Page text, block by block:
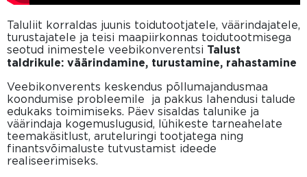
Taluliit korraldas juunis toidutootjatele, väärindajatele,
turustajatele ja teisi maapiirkonnas toidutootmisega
seotud inimestele veebikonverentsi Talust
taldrikule: väärindamine, turustamine, rahastamine
Veebikonverents keskendus põllumajandusmaa
koondumise probleemile ja pakkus lahendusi talude
edukaks toimimiseks. Päev sisaldas talunike ja
väärindaja kogemuslugusid, lühikeste tarneahelate
teemakäsitlust, aruteluringi tootjatega ning
finantsvõimaluste tutvustamist ideede
realiseerimiseks.